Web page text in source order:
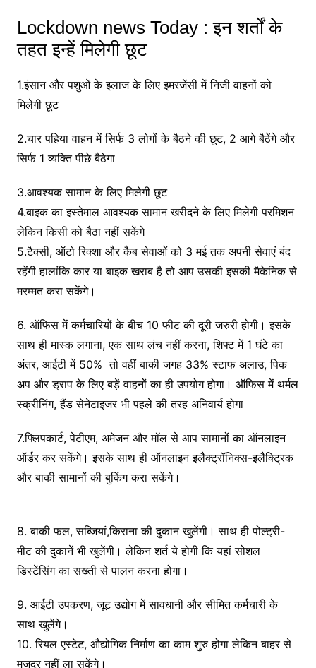
Lockdown news Today : इन शर्तों के
तहत इन्हें मिलेगी छूट
1.इंसान और पशुओं के इलाज के लिए इमरजेंसी में निजी वाहनों को
मिलेगी छूट
2.चार पहिया वाहन में सिर्फ 3 लोगों के बैठने की छूट, 2 आगे बैठेंगे और
सिर्फ 1 व्यक्ति पीछे बैठेगा
3.आवश्यक सामान के लिए मिलेगी छूट
4.बाइक का इस्तेमाल आवश्यक सामान खरीदने के लिए मिलेगी परमिशन
लेकिन किसी को बैठा नहीं सकेंगे
5.टैक्सी, ऑटो रिक्शा और कैब सेवाओं को 3 मई तक अपनी सेवाएं बंद
रहेंगी हालांकि कार या बाइक खराब है तो आप उसकी इसकी मैकेनिक से
मरम्मत करा सकेंगे।
6. ऑफिस में कर्मचारियों के बीच 10 फीट की दूरी जरुरी होगी। इसके
साथ ही मास्क लगाना, एक साथ लंच नहीं करना, शिफ्ट में 1 घंटे का
अंतर, आईटी में 50% तो वहीं बाकी जगह 33% स्टाफ अलाउ, पिक
अप और ड्राप के लिए बड़ें वाहनों का ही उपयोग होगा। ऑफिस में थर्मल
स्क्रीनिंग, हैंड सेनेटाइजर भी पहले की तरह अनिवार्य होगा
7.फ्लिपकार्ट, पेटीएम, अमेजन और मॉल से आप सामानों का ऑनलाइन
ऑर्डर कर सकेंगे। इसके साथ ही ऑनलाइन इलैक्ट्रॉनिक्स-इलैक्ट्रिक
और बाकी सामानों की बुकिंग करा सकेंगे।
8. बाकी फल, सब्जियां,किराना की दुकान खुलेंगी। साथ ही पोल्ट्री-
मीट की दुकानें भी खुलेंगी। लेकिन शर्त ये होगी कि यहां सोशल
डिस्टेंसिंग का सख्ती से पालन करना होगा।
9. आईटी उपकरण, जूट उद्योग में सावधानी और सीमित कर्मचारी के
साथ खुलेंगे।
10. रियल एस्टेट, औद्योगिक निर्माण का काम शुरु होगा लेकिन बाहर से
मजदूर नहीं ला सकेंगे।